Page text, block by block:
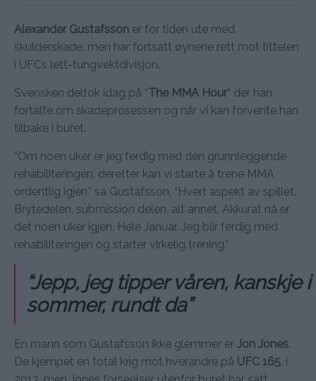
Alexander Gustafsson er for tiden ute med
skulderskade, men har fortsatt øynene rett mot tittelen
i UFCs lett-tungvektdivisjon.
Svensken deltok idag på “The MMA Hour” der han
fortalte om skadeprosessen og når vi kan forvente han
tilbake i buret.
“Om noen uker er jeg ferdig med den grunnleggende
rehabiliteringen, deretter kan vi starte å trene MMA
ordentlig igjen,” sa Gustafsson, “Hvert aspekt av spillet.
Brytedelen, submission delen, alt annet. Akkurat nå er
det noen uker igjen. Hele Januar. Jeg blir ferdig med
rehabiliteringen og starter virkelig trening.”
“Jepp, jeg tipper våren, kanskje i
sommer, rundt da”
En mann som Gustafsson ikke glemmer er Jon Jones.
De kjempet en total krig mot hverandre på UFC 165 , i